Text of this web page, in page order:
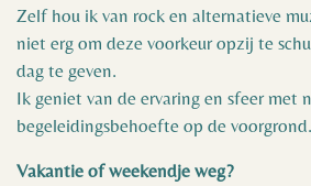
Zelf hou ik van rock en alternatieve
niet erg om deze voorkeur opzij te
dag te geven.
Ik geniet van de ervaring en sfeer met
begeleidingsbehoefte op de voorgrond.
Vakantie of weekendje weg?